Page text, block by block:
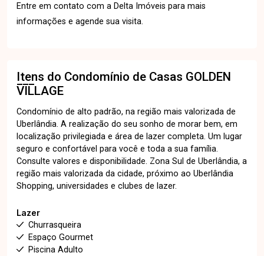
Entre em contato com a Delta Imóveis para mais
informações e agende sua visita.
Itens do Condomínio de Casas GOLDEN
VILLAGE
Condomínio de alto padrão, na região mais valorizada de
Uberlândia. A realização do seu sonho de morar bem, em
localização privilegiada e área de lazer completa. Um lugar
seguro e confortável para você e toda a sua família.
Consulte valores e disponibilidade. Zona Sul de Uberlândia, a
região mais valorizada da cidade, próximo ao Uberlândia
Shopping, universidades e clubes de lazer.
Lazer
Churrasqueira
Espaço Gourmet
Piscina Adulto